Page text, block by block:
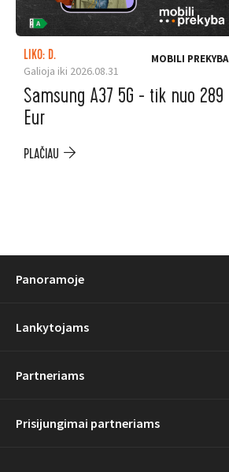
LIKO: D.
Galioja iki 2026.08.31
MOBILI PREKYBA
Samsung A37 5G - tik nuo 289
Eur
PLAČIAU
Panoramoje
Lankytojams
Partneriams
Prisijungimai partneriams